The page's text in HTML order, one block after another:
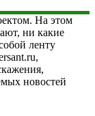
На этом
ни какие
ленту
новостей